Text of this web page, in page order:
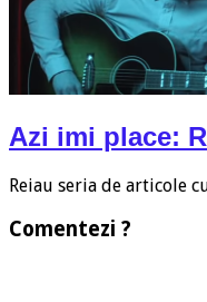
Azi imi place:
Reiau seria de articole
Comentezi ?